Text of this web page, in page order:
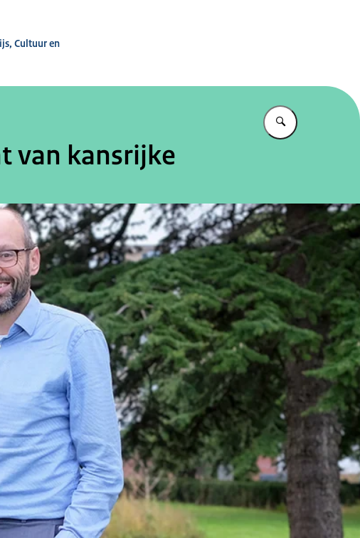
Cultuur en
Vul in wat u
van kansrijke